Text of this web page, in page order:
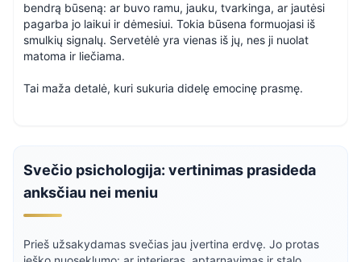
bendrą būseną: ar buvo ramu, jauku, tvarkinga, ar jautėsi
pagarba jo laikui ir dėmesiui. Tokia būsena formuojasi iš
smulkių signalų. Servetėlė yra vienas iš jų, nes ji nuolat
matoma ir liečiama.
Tai maža detalė, kuri sukuria didelę emocinę prasmę.
Svečio psichologija: vertinimas prasideda
anksčiau nei meniu
Prieš užsakydamas svečias jau įvertina erdvę. Jo protas